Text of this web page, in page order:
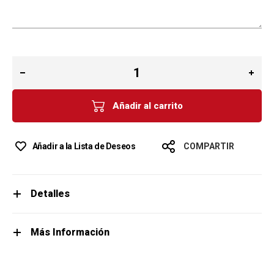
Añadir al carrito
Añadir a la Lista de Deseos COMPARTIR
Detalles
Más Información